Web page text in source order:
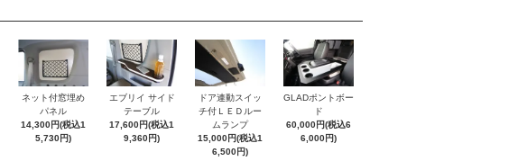
ネット付窓埋め
パネル
14,300円(税込1
5,730円)
エブリイ サイド
テーブル
17,600円(税込1
9,360円)
ドア連動スイッ
チ付ＬＥＤルー
ムランプ
15,000円(税込1
6,500円)
GLADポントボー
ド
60,000円(税込6
6,000円)